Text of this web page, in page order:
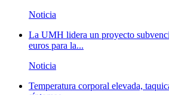
Noticia
La UMH lidera un proyecto
euros para la...
Noticia
Temperatura corporal elevada,